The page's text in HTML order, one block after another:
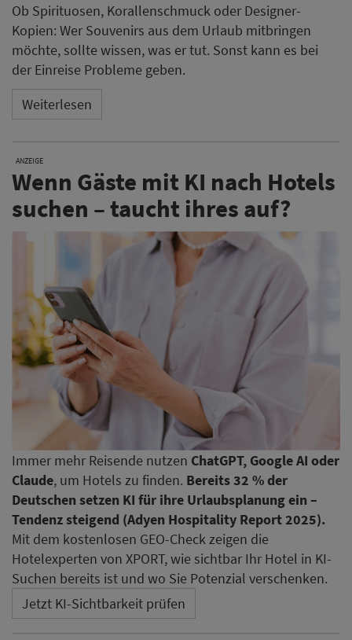
Ob Spirituosen, Korallenschmuck oder Designer-
Kopien: Wer Souvenirs aus dem Urlaub mitbringen
möchte, sollte wissen, was er tut. Sonst kann es bei
der Einreise Probleme geben.
Weiterlesen
ANZEIGE
Wenn Gäste mit KI nach Hotels
suchen – taucht ihres auf?
Immer mehr Reisende nutzen ChatGPT, Google AI oder
Claude, um Hotels zu finden. Bereits 32 % der
Deutschen setzen KI für ihre Urlaubsplanung ein –
Tendenz steigend (Adyen Hospitality Report 2025).
Mit dem kostenlosen GEO-Check zeigen die
Hotelexperten von XPORT, wie sichtbar Ihr Hotel in KI-
Suchen bereits ist und wo Sie Potenzial verschenken.
Jetzt KI-Sichtbarkeit prüfen